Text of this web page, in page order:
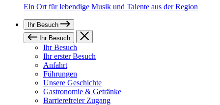
Ein Ort für lebendige Musik und Talente aus der Region
Ihr Besuch
Ihr Besuch
Ihr Besuch
Ihr erster Besuch
Anfahrt
Führungen
Unsere Geschichte
Gastronomie & Getränke
Barrierefreier Zugang